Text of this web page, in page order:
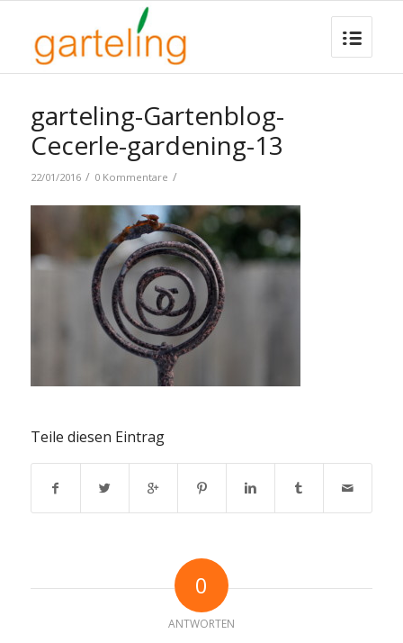
garteling-Gartenblog-
Cecerle-gardening-13
22/01/2016 / 0 Kommentare /
Teile diesen Eintrag
0
ANTWORTEN